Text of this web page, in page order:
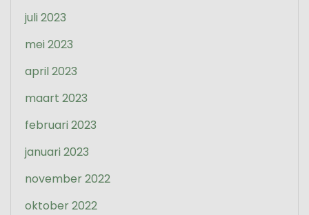
juli 2023
mei 2023
april 2023
maart 2023
februari 2023
januari 2023
november 2022
oktober 2022